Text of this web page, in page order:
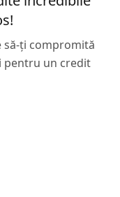
să-ți compromită
pentru un credit